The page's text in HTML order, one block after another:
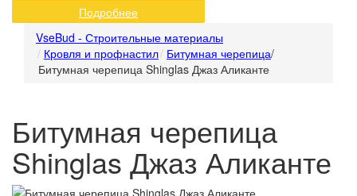
Подробнее
VseBud - Строительные материалы
Кровля и профнастил Битумная черепица/
Битумная черепица Shinglas Джаз Аликанте
Битумная черепица
Shinglas Джаз Аликанте